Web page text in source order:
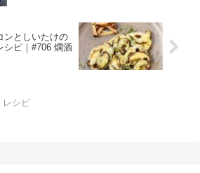
ンとしいたけの
シピ｜#706 燗酒
レシピ